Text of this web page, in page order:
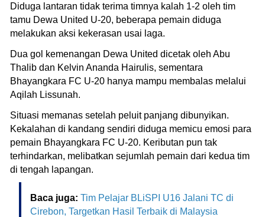
Diduga lantaran tidak terima timnya kalah 1-2 oleh tim
tamu Dewa United U-20, beberapa pemain diduga
melakukan aksi kekerasan usai laga.
Dua gol kemenangan Dewa United dicetak oleh Abu
Thalib dan Kelvin Ananda Hairulis, sementara
Bhayangkara FC U-20 hanya mampu membalas melalui
Aqilah Lissunah.
Situasi memanas setelah peluit panjang dibunyikan.
Kekalahan di kandang sendiri diduga memicu emosi para
pemain Bhayangkara FC U-20. Keributan pun tak
terhindarkan, melibatkan sejumlah pemain dari kedua tim
di tengah lapangan.
Baca juga: Tim Pelajar BLiSPI U16 Jalani TC di
Cirebon, Targetkan Hasil Terbaik di Malaysia